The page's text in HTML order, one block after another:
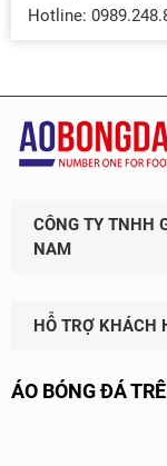
Hotline:
CÔNG TY TNHH
NAM
HỖ TRỢ KHÁCH
ÁO BÓNG ĐÁ